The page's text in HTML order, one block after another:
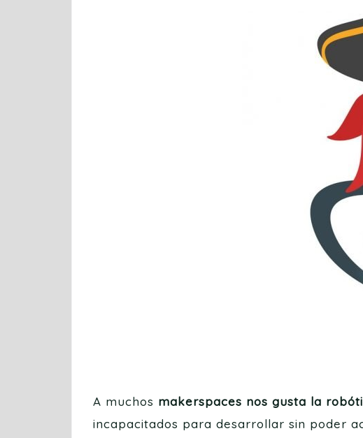
A muchos makerspaces nos gusta la
incapacitados para desarrollar sin poder